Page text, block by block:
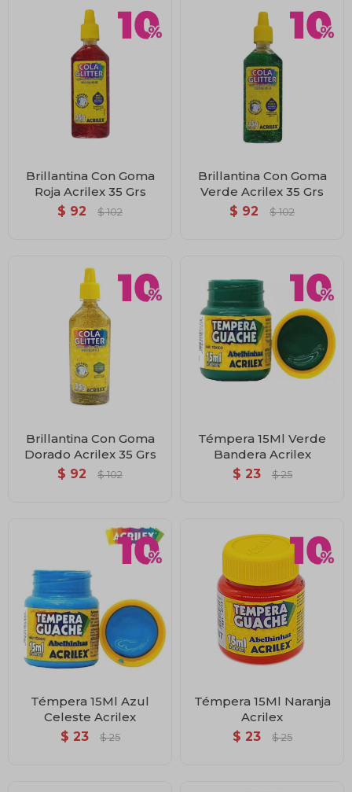
Brillantina Con Goma
Roja Acrilex 35 Grs
$ 92 $ 102
Brillantina Con Goma
Verde Acrilex 35 Grs
$ 92 $ 102
Brillantina Con Goma
Dorado Acrilex 35 Grs
$ 92 $ 102
Témpera 15Ml Verde
Bandera Acrilex
$ 23 $ 25
Témpera 15Ml Azul
Celeste Acrilex
$ 23 $ 25
Témpera 15Ml Naranja
Acrilex
$ 23 $ 25